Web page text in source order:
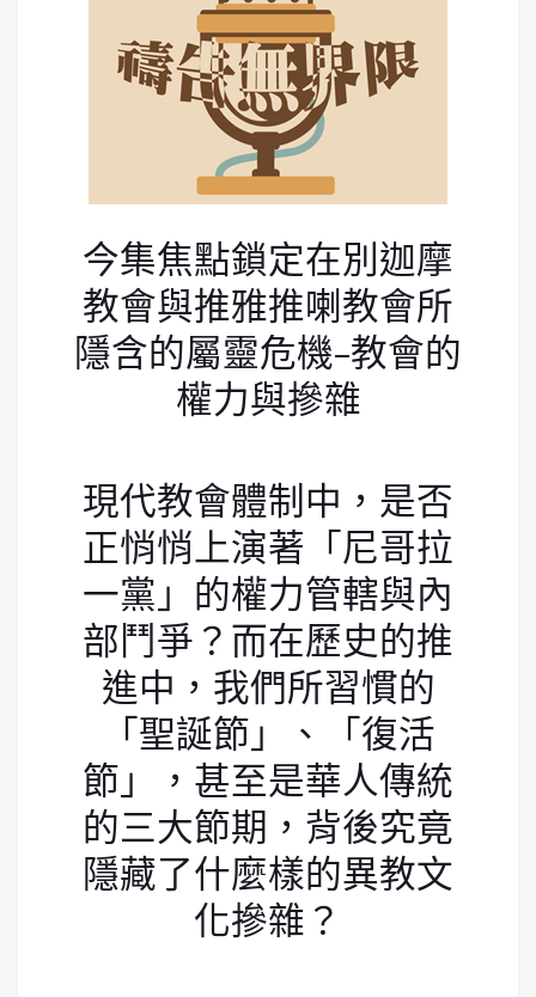
今集焦點鎖定在別迦摩
教會與推雅推喇教會所
隱含的屬靈危機–教會的
權力與摻雜
現代教會體制中，是否
正悄悄上演著「尼哥拉
一黨」的權力管轄與內
部鬥爭？而在歷史的推
進中，我們所習慣的
「聖誕節」、「復活
節」，甚至是華人傳統
的三大節期，背後究竟
隱藏了什麼樣的異教文
化摻雜？